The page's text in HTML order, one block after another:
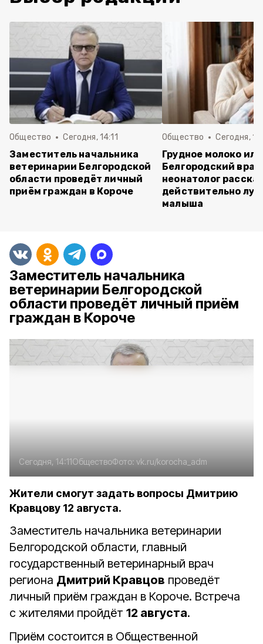
Общество Сегодня, 14:11
Заместитель начальника
ветеринарии Белгородской
области проведёт личный
приём граждан в Короче
Общество Сегодня,
Грудное молоко
Белгородский
неонатолог
действительно
малыша
Заместитель начальника
ветеринарии Белгородской
области проведёт личный приём
граждан в Короче
Сегодня, 14:11ОбществоФото: vk.ru/korocha_adm
Жители смогут задать вопросы Дмитрию
Кравцову 12 августа.
Заместитель начальника ветеринарии
Белгородской области, главный
государственный ветеринарный врач
региона Дмитрий Кравцов проведёт
личный приём граждан в Короче. Встреча
с жителями пройдёт 12 августа.
Приём состоится в Общественной